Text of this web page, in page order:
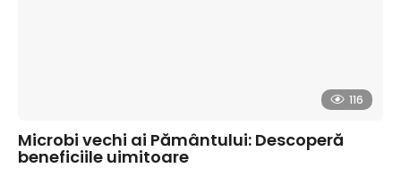
116
Microbi vechi ai Pământului: Descoperă
beneficiile uimitoare